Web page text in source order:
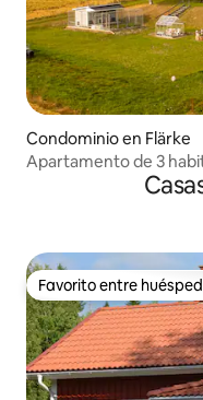
Condominio en Flärke
Apartamento de 3
Favorito entre
Favorito entre